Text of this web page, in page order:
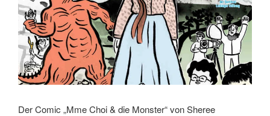
Der Comic „Mme Choi & die Monster“ von Sheree